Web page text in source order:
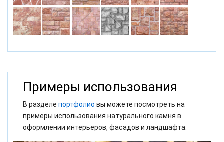
Примеры использования
В разделе портфолио вы можете посмотреть на
примеры использования натурального камня в
оформлении интерьеров, фасадов и ландшафта.